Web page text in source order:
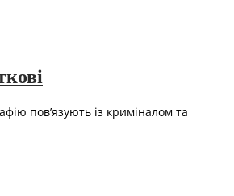
пов’язують із криміналом та